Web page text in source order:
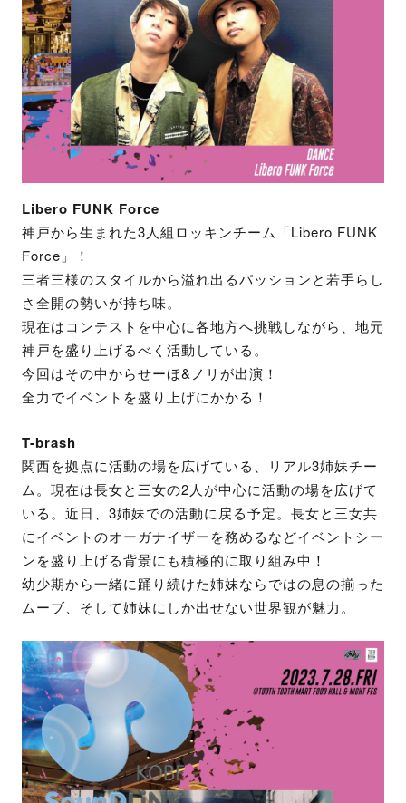
Libero FUNK Force
神戸から生まれた3人組ロッキンチーム「Libero FUNK
Force」！
三者三様のスタイルから溢れ出るパッションと若手らし
さ全開の勢いが持ち味。
現在はコンテストを中心に各地方へ挑戦しながら、地元
神戸を盛り上げるべく活動している。
今回はその中からせーほ&ノリが出演！
全力でイベントを盛り上げにかかる！
T-brash
関西を拠点に活動の場を広げている、リアル3姉妹チー
ム。現在は長女と三女の2人が中心に活動の場を広げて
いる。近日、3姉妹での活動に戻る予定。長女と三女共
にイベントのオーガナイザーを務めるなどイベントシー
ンを盛り上げる背景にも積極的に取り組み中！
幼少期から一緒に踊り続けた姉妹ならではの息の揃った
ムーブ、そして姉妹にしか出せない世界観が魅力。